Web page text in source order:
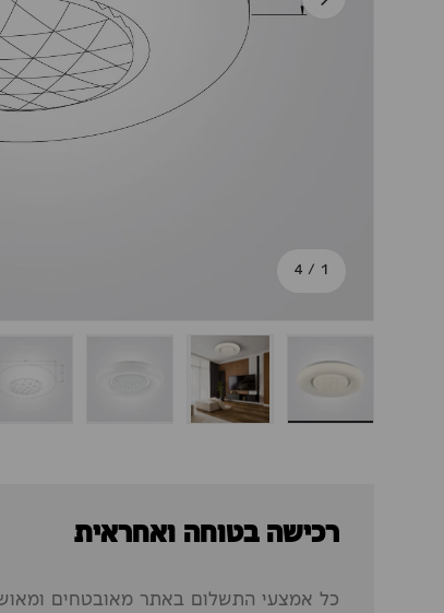
1
/ מתוך
4
רכישה בטוחה ואחראית
כל אמצעי התשלום באתר מאובטחים